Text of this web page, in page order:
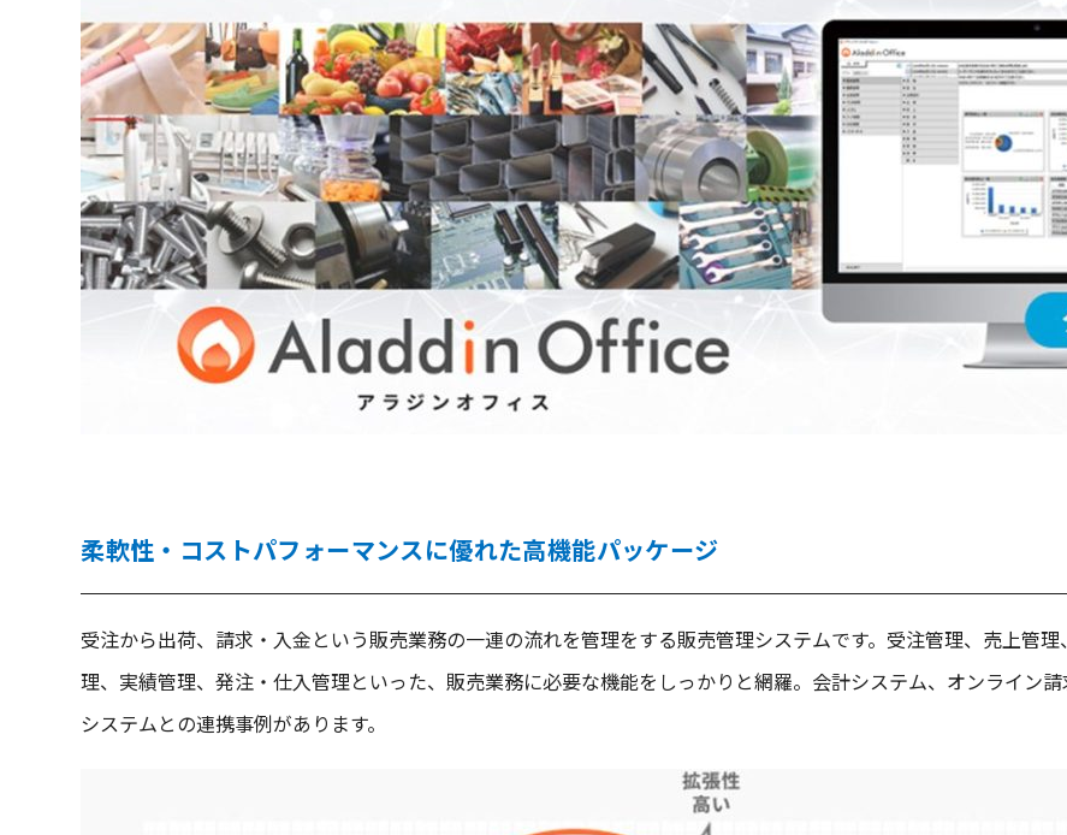
柔軟性・コストパフォーマンスに優れた高機能パッケージ
受注から出荷、請求・入金という販売業務の一連の流れを管理をする販売管理システムです。受注管理、売上管
理、実績管理、発注・仕入管理といった、販売業務に必要な機能をしっかりと網羅。会計システム、オンライン
システムとの連携事例があります。